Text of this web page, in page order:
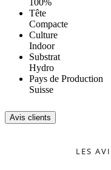
100%
Tête
Compacte
Culture
Indoor
Substrat
Hydro
Pays de Production
Suisse
Avis clients
LES